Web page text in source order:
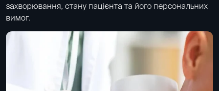
захворювання, стану пацієнта та його персональних
вимог.